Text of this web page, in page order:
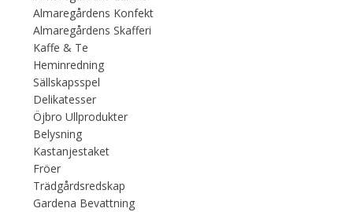
Almaregårdens Konfekt
Almaregårdens Skafferi
Kaffe & Te
Heminredning
Sällskapsspel
Delikatesser
Öjbro Ullprodukter
Belysning
Kastanjestaket
Fröer
Trädgårdsredskap
Gardena Bevattning